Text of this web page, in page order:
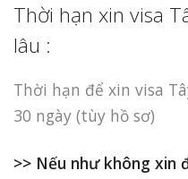
Thời hạn xin visa
lâu :
Thời hạn để xin visa
30 ngày (tùy hồ sơ)
>> Nếu như không xin